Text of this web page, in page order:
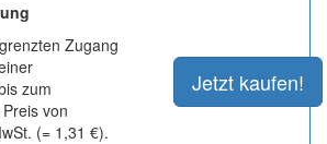
Zugang
zum
von
(= 1,31 €).